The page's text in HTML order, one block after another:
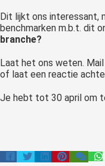
Dit lijkt ons interessant,
benchmarken m.b.t. dit
branche?
Laat het ons weten. Mail
of laat een reactie
Je hebt tot 30 april om